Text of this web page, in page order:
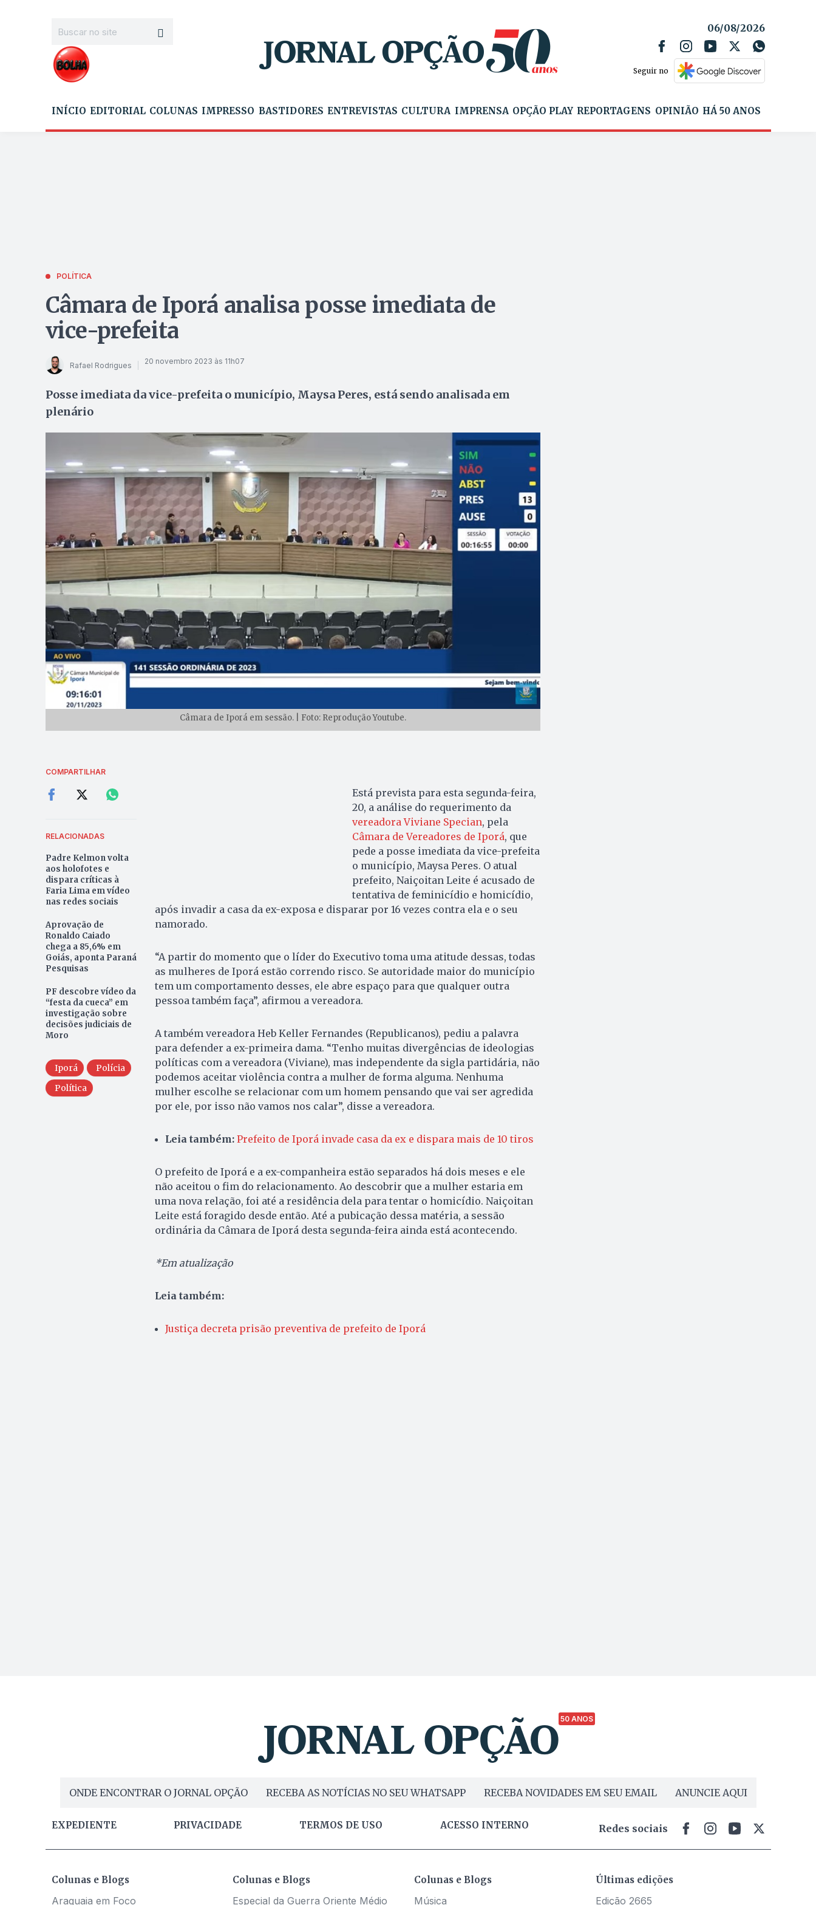
06/08/2026
Seguir no
INÍCIO EDITORIAL COLUNAS IMPRESSO BASTIDORES ENTREVISTAS CULTURA IMPRENSA OPÇÃO PLAY REPORTAGENS OPINIÃO HÁ 50 ANOS
POLÍTICA
Câmara de Iporá analisa posse imediata de
vice-prefeita
Rafael Rodrigues 20 novembro 2023 às 11h07
Posse imediata da vice-prefeita o município, Maysa Peres, está sendo analisada em
plenário
Câmara de Iporá em sessão. | Foto: Reprodução Youtube.
COMPARTILHAR
RELACIONADAS
Padre Kelmon volta
aos holofotes e
dispara críticas à
Faria Lima em vídeo
nas redes sociais
Aprovação de
Ronaldo Caiado
chega a 85,6% em
Goiás, aponta Paraná
Pesquisas
PF descobre vídeo da
“festa da cueca” em
investigação sobre
decisões judiciais de
Moro
Iporá
Polícia
Política
Está prevista para esta segunda-feira,
20, a análise do requerimento da
vereadora Viviane Specian, pela
Câmara de Vereadores de Iporá, que
pede a posse imediata da vice-prefeita
o município, Maysa Peres. O atual
prefeito, Naiçoitan Leite é acusado de
tentativa de feminicídio e homicídio,
após invadir a casa da ex-exposa e disparar por 16 vezes contra ela e o seu
namorado.
“A partir do momento que o líder do Executivo toma uma atitude dessas, todas
as mulheres de Iporá estão correndo risco. Se autoridade maior do município
tem um comportamento desses, ele abre espaço para que qualquer outra
pessoa também faça”, afirmou a vereadora.
A também vereadora Heb Keller Fernandes (Republicanos), pediu a palavra
para defender a ex-primeira dama. “Tenho muitas divergências de ideologias
políticas com a vereadora (Viviane), mas independente da sigla partidária, não
podemos aceitar violência contra a mulher de forma alguma. Nenhuma
mulher escolhe se relacionar com um homem pensando que vai ser agredida
por ele, por isso não vamos nos calar”, disse a vereadora.
Leia também: Prefeito de Iporá invade casa da ex e dispara mais de 10 tiros
O prefeito de Iporá e a ex-companheira estão separados há dois meses e ele
não aceitou o fim do relacionamento. Ao descobrir que a mulher estaria em
uma nova relação, foi até a residência dela para tentar o homicídio. Naiçoitan
Leite está foragido desde então. Até a pubicação dessa matéria, a sessão
ordinária da Câmara de Iporá desta segunda-feira ainda está acontecendo.
*Em atualização
Leia também:
Justiça decreta prisão preventiva de prefeito de Iporá
50 ANOS
ONDE ENCONTRAR O JORNAL OPÇÃO RECEBA AS NOTÍCIAS NO SEU WHATSAPP RECEBA NOVIDADES EM SEU EMAIL ANUNCIE AQUI
EXPEDIENTE PRIVACIDADE TERMOS DE USO ACESSO INTERNO Redes sociais
Colunas e Blogs
Araguaia em Foco
Colunas e Blogs
Especial da Guerra Oriente Médio
Colunas e Blogs
Música
Últimas edições
Edição 2665